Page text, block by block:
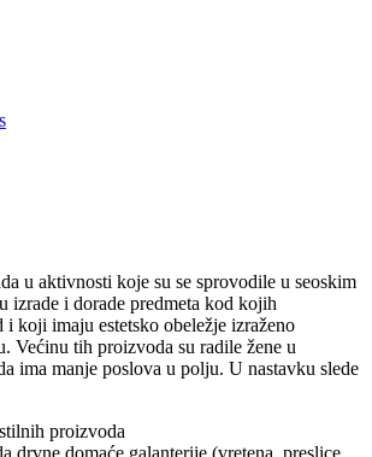
u aktivnosti koje su se sprovodile u seoskim
izrade i dorade predmeta kod kojih
i koji imaju estetsko obeležje izraženo
Većinu tih proizvoda su radile žene u
ima manje poslova u polju. U nastavku slede
proizvoda
drvne domaće galanterije (vretena, preslice,